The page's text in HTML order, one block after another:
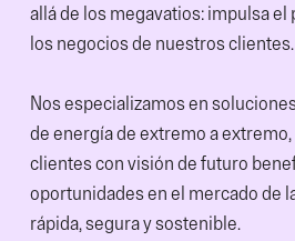
allá de los megavatios: impulsa
los negocios de nuestros clientes.
Nos especializamos en
de energía de extremo a
clientes con visión de futuro
oportunidades en el mercado de
rápida, segura y sostenible.